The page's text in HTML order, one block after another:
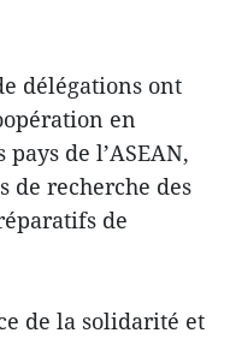
délégations ont
en
de l’ASEAN,
de recherche des
de
de la solidarité et